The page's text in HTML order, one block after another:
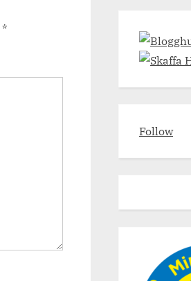
*
Follow